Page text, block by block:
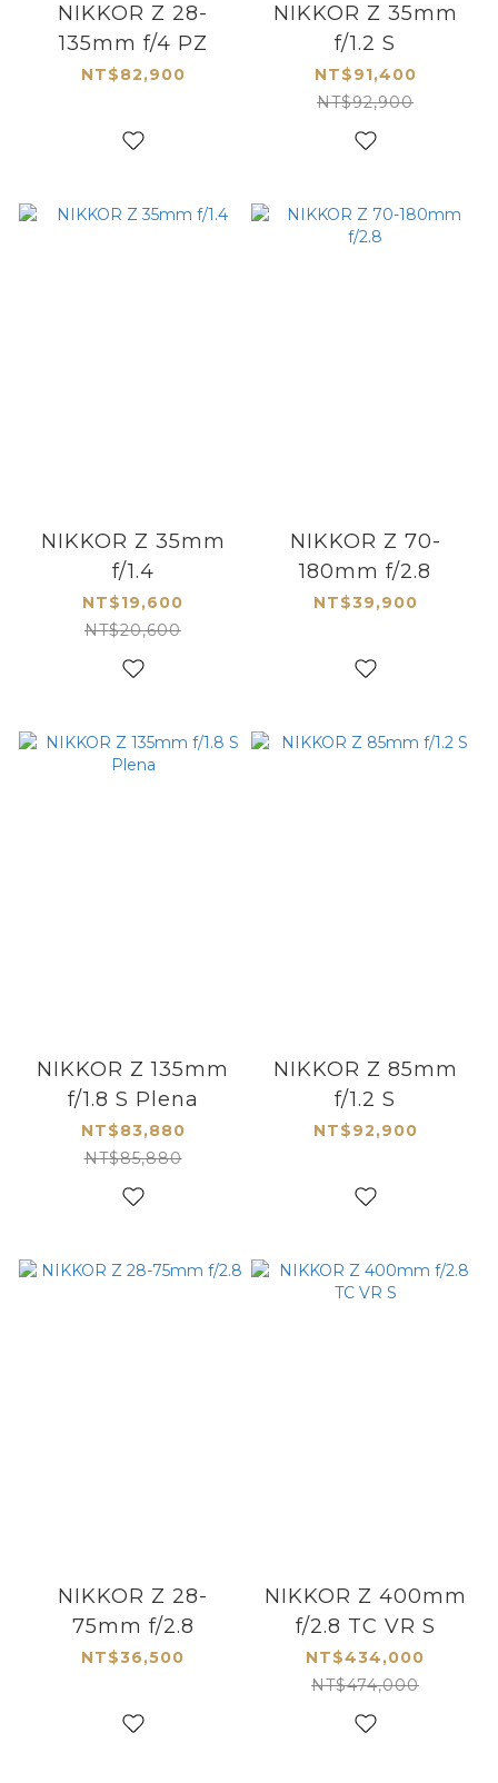
NIKKOR Z 28-
135mm f/4 PZ
NT$82,900
NIKKOR Z 35mm
f/1.2 S
NT$91,400
NT$92,900
NIKKOR Z 35mm
f/1.4
NT$19,600
NT$20,600
NIKKOR Z 70-
180mm f/2.8
NT$39,900
NIKKOR Z 135mm
f/1.8 S Plena
NT$83,880
NT$85,880
NIKKOR Z 85mm
f/1.2 S
NT$92,900
NIKKOR Z 28-
75mm f/2.8
NT$36,500
NIKKOR Z 400mm
f/2.8 TC VR S
NT$434,000
NT$474,000